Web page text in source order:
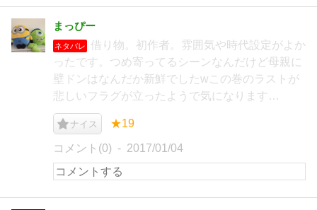
まっぴー
ネタバレ
借り物。初作者。雰囲気や時代設定がよか
ったです。つめ寄ってるシーンなんだけど母親に
壁ドンはなんだか新鮮でしたwこの巻のラストが
悲しいフラグが立ったようで気になります…
ナイス ★19
コメント(0) 2017/01/04